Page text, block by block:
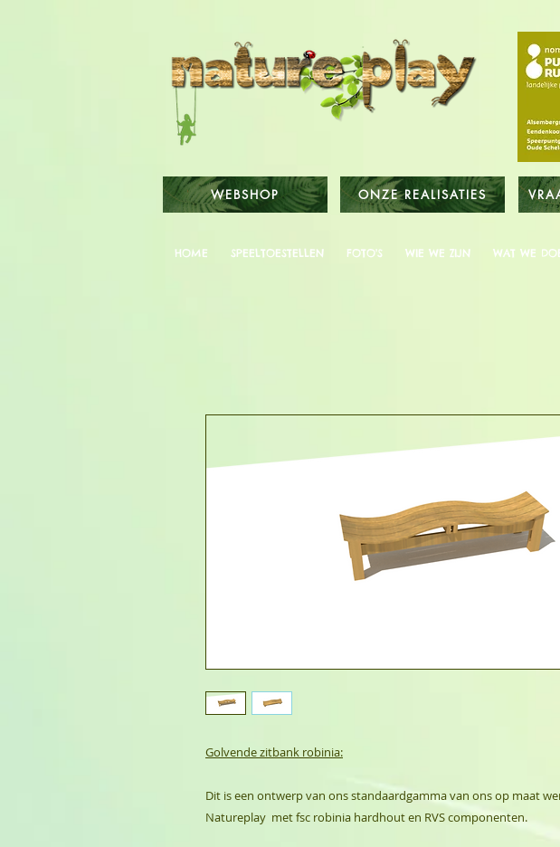
WEBSHOP ONZE REALISATIES
HOME SPEELTOESTELLEN FOTO'S WIE WE ZIJN WAT WE
Golvende zitbank robinia:
Dit is een ontwerp van ons standaardgamma van ons op maat
Natureplay met fsc robinia hardhout en RVS componenten.